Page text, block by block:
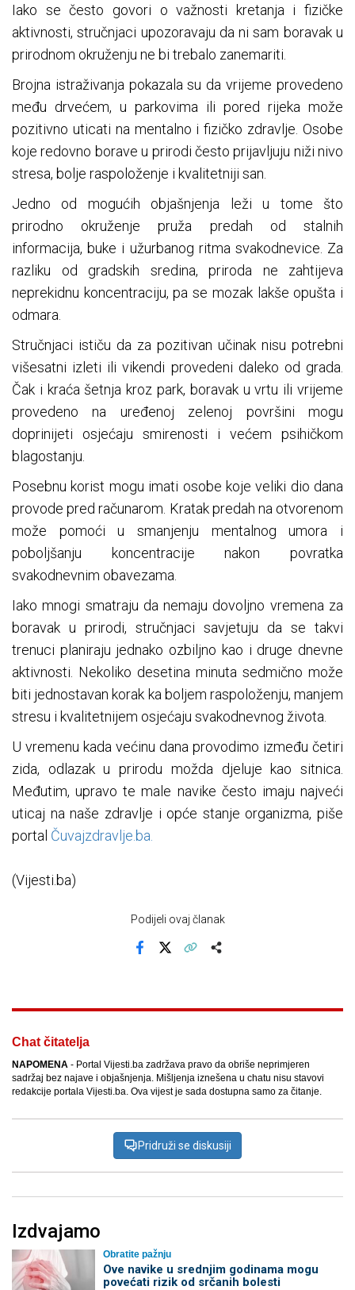
Iako se često govori o važnosti kretanja i fizičke
aktivnosti, stručnjaci upozoravaju da ni sam boravak u
prirodnom okruženju ne bi trebalo zanemariti.
Brojna istraživanja pokazala su da vrijeme provedeno
među drvećem, u parkovima ili pored rijeka može
pozitivno uticati na mentalno i fizičko zdravlje. Osobe
koje redovno borave u prirodi često prijavljuju niži nivo
stresa, bolje raspoloženje i kvalitetniji san.
Jedno od mogućih objašnjenja leži u tome što
prirodno okruženje pruža predah od stalnih
informacija, buke i užurbanog ritma svakodnevice. Za
razliku od gradskih sredina, priroda ne zahtijeva
neprekidnu koncentraciju, pa se mozak lakše opušta i
odmara.
Stručnjaci ističu da za pozitivan učinak nisu potrebni
višesatni izleti ili vikendi provedeni daleko od grada.
Čak i kraća šetnja kroz park, boravak u vrtu ili vrijeme
provedeno na uređenoj zelenoj površini mogu
doprinijeti osjećaju smirenosti i većem psihičkom
blagostanju.
Posebnu korist mogu imati osobe koje veliki dio dana
provode pred računarom. Kratak predah na otvorenom
može pomoći u smanjenju mentalnog umora i
poboljšanju koncentracije nakon povratka
svakodnevnim obavezama.
Iako mnogi smatraju da nemaju dovoljno vremena za
boravak u prirodi, stručnjaci savjetuju da se takvi
trenuci planiraju jednako ozbiljno kao i druge dnevne
aktivnosti. Nekoliko desetina minuta sedmično može
biti jednostavan korak ka boljem raspoloženju, manjem
stresu i kvalitetnijem osjećaju svakodnevnog života.
U vremenu kada većinu dana provodimo između četiri
zida, odlazak u prirodu možda djeluje kao sitnica.
Međutim, upravo te male navike često imaju najveći
uticaj na naše zdravlje i opće stanje organizma, piše
portal Čuvajzdravlje.ba.
(Vijesti.ba)
Podijeli ovaj članak
Chat čitatelja
NAPOMENA - Portal Vijesti.ba zadržava pravo da obriše neprimjeren
sadržaj bez najave i objašnjenja. Mišljenja iznešena u chatu nisu stavovi
redakcije portala Vijesti.ba. Ova vijest je sada dostupna samo za čitanje.
Pridruži se diskusiji
Izdvajamo
Obratite pažnju
Ove navike u srednjim godinama mogu
povećati rizik od srčanih bolesti